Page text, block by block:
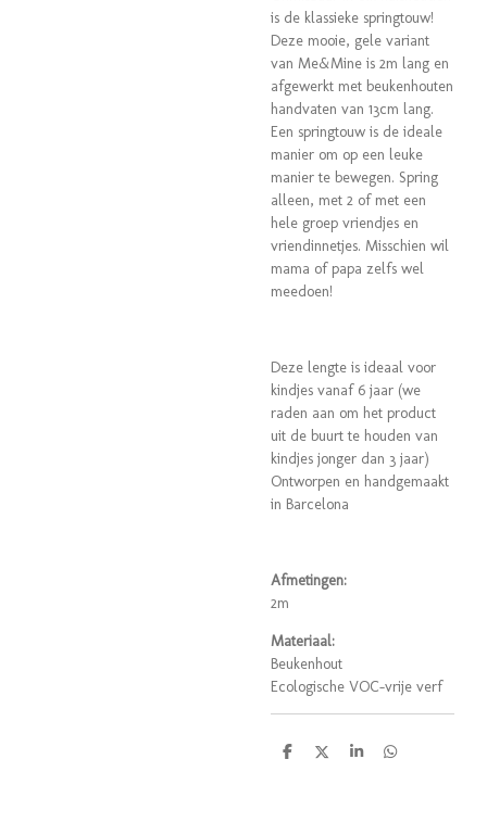
is de klassieke springtouw!
Deze mooie, gele variant
van Me&Mine is 2m lang en
afgewerkt met beukenhouten
handvaten van 13cm lang.
Een springtouw is de ideale
manier om op een leuke
manier te bewegen. Spring
alleen, met 2 of met een
hele groep vriendjes en
vriendinnetjes. Misschien wil
mama of papa zelfs wel
meedoen!
Deze lengte is ideaal voor
kindjes vanaf 6 jaar (we
raden aan om het product
uit de buurt te houden van
kindjes jonger dan 3 jaar)
Ontworpen en handgemaakt
in Barcelona
Afmetingen:
2m
Materiaal:
Beukenhout
Ecologische VOC-vrije verf
D
D
S
D